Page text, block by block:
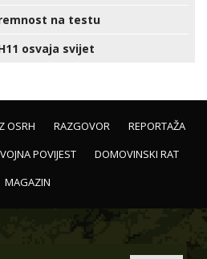
na testu
osvaja svijet
OSRH RAZGOVOR
REPORTAŽA
VOJNA POVIJEST
DOMOVINSKI RAT
MAGAZIN